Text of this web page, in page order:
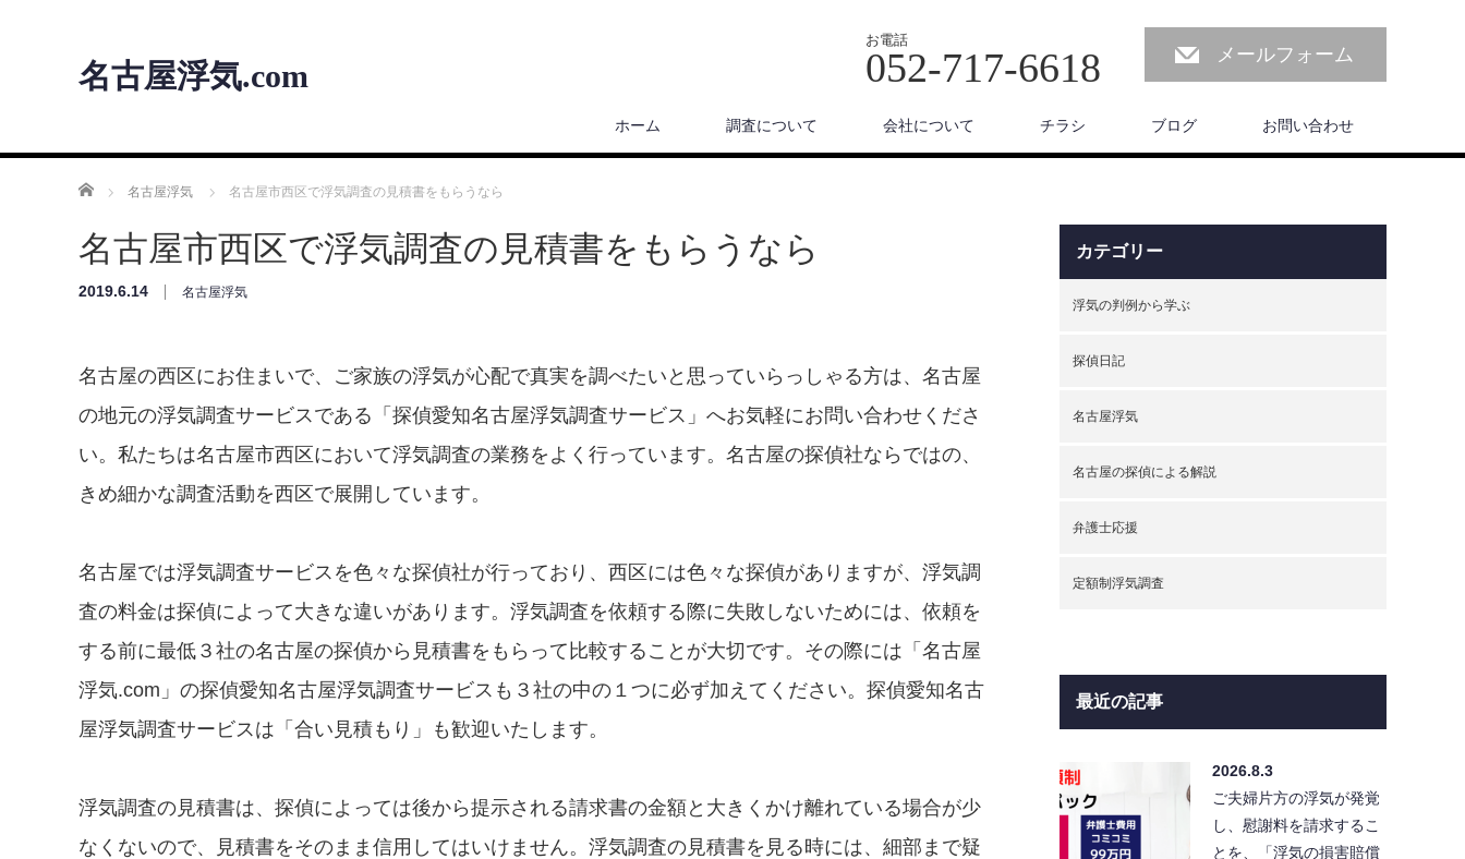
名古屋浮気.com
お電話
052-717-6618 メールフォーム
ホーム 調査について 会社について チラシ ブログ お問い合わせ
ホーム 名古屋浮気 名古屋市西区で浮気調査の見積書をもらうなら
名古屋市西区で浮気調査の見積書をもらうなら
2019.6.14 名古屋浮気
名古屋の西区にお住まいで、ご家族の浮気が心配で真実を調べたいと思っていらっしゃる方は、名古屋
の地元の浮気調査サービスである「探偵愛知名古屋浮気調査サービス」へお気軽にお問い合わせくださ
い。私たちは名古屋市西区において浮気調査の業務をよく行っています。名古屋の探偵社ならではの、
きめ細かな調査活動を西区で展開しています。
名古屋では浮気調査サービスを色々な探偵社が行っており、西区には色々な探偵がありますが、浮気調
査の料金は探偵によって大きな違いがあります。浮気調査を依頼する際に失敗しないためには、依頼を
する前に最低３社の名古屋の探偵から見積書をもらって比較することが大切です。その際には「名古屋
浮気.com」の探偵愛知名古屋浮気調査サービスも３社の中の１つに必ず加えてください。探偵愛知名古
屋浮気調査サービスは「合い見積もり」も歓迎いたします。
浮気調査の見積書は、探偵によっては後から提示される請求書の金額と大きくかけ離れている場合が少
なくないので、見積書をそのまま信用してはいけません。浮気調査の見積書を見る時には、細部まで疑
カテゴリー
浮気の判例から学ぶ
探偵日記
名古屋浮気
名古屋の探偵による解説
弁護士応援
定額制浮気調査
最近の記事
2026.8.3
ご夫婦片方の浮気が発覚
し、慰謝料を請求するこ
とを、「浮気の損害賠償